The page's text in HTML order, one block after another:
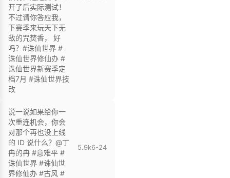
开了后实际测试！
不过请你答应我，
下赛季来玩天下无
敌的咒焚香， 好
吗？#诛仙世界 #
诛仙世界修仙办 #
诛仙世界新赛季定
档7月 #诛仙世界技
改
说一说如果给你一
次重连机会，你会
对那个再也没上线
的 ID 说什么？@丁
冉的冉 #意难平 #
诛仙世界 #诛仙世
界修仙办 #古风 #
5.9k6-24